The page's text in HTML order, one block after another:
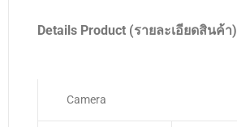
Details Product (รายละเอียดสินค้า)
Camera